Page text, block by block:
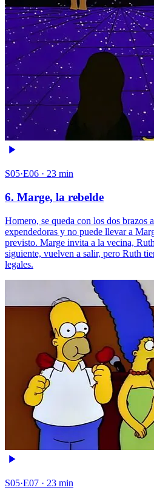
S05·E06 · 23 min
6. Marge, la rebelde
Homero, se queda con los dos brazos
expendedoras y no puede llevar a
previsto. Marge invita a la vecina,
siguiente, vuelven a salir, pero Ruth
legales.
S05·E07 · 23 min